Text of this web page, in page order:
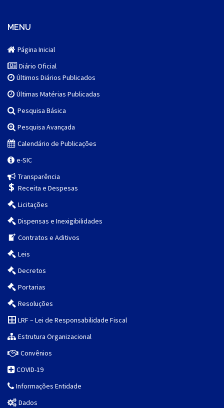
MENU
Página Inicial
Diário Oficial
Últimos Diários Publicados
Últimas Matérias Publicadas
Pesquisa Básica
Pesquisa Avançada
Calendário de Publicações
e-SIC
Transparência
Receita e Despesas
Licitações
Dispensas e Inexigibilidades
Contratos e Aditivos
Leis
Decretos
Portarias
Resoluções
LRF – Lei de Responsabilidade Fiscal
Estrutura Organizacional
Convênios
COVID-19
Informações Entidade
Dados